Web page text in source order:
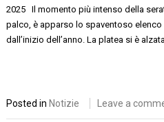
2025 Il momento più intenso della
palco, è apparso lo spaventoso
dall’inizio dell’anno. La platea si è
Posted inNotizie Leave a